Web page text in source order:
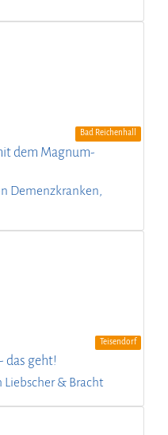
Bad Reichenhall
dem Magnum-
Demenzkranken,
Teisendorf
das geht!
Liebscher & Bracht